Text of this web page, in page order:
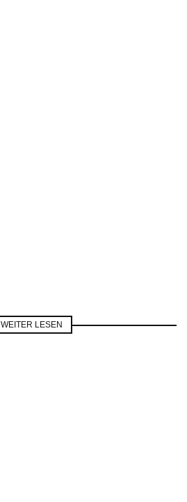
WEITER LESEN